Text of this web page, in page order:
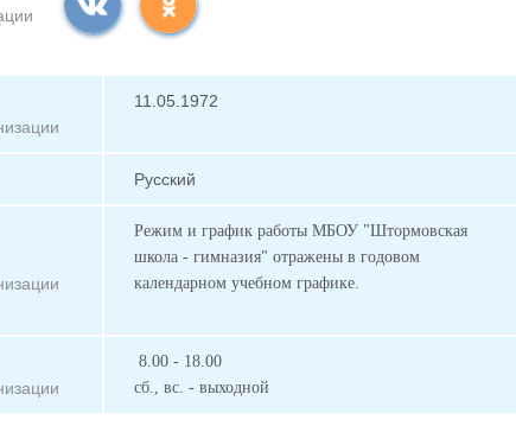
11.05.1972
Русский
Режим и график работы МБОУ "Штормовская
школа - гимназия" отражены в годовом
календарном учебном графике.
8.00 - 18.00
сб., вс. - выходной